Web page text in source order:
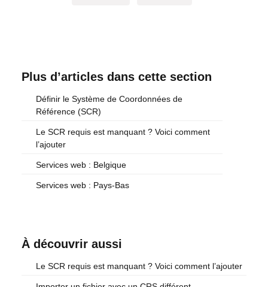
Plus d’articles dans cette section
Définir le Système de Coordonnées de
Référence (SCR)
Le SCR requis est manquant ? Voici comment
l’ajouter
Services web : Belgique
Services web : Pays-Bas
À découvrir aussi
Le SCR requis est manquant ? Voici comment l’ajouter